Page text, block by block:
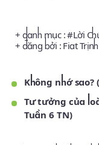
+ danh mục : #Lời
+ đăng bởi : Fiat
Không nhớ sao?
Tư tưởng của
Tuần 6 TN)